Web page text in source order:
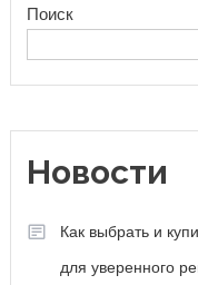
Поиск
Новости
Как выбрать и
для уверенного